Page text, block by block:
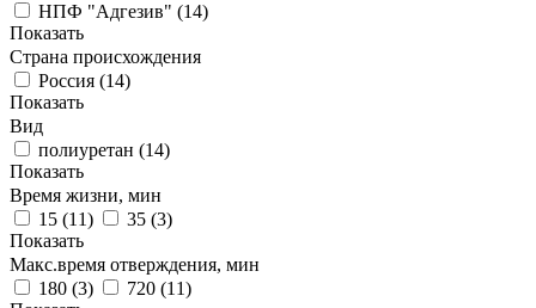
НПФ "Адгезив" (14)
Показать
Страна происхождения
Россия (14)
Показать
Вид
полиуретан (14)
Показать
Время жизни, мин
15 (11) 35 (3)
Показать
Макс.время отверждения, мин
180 (3) 720 (11)